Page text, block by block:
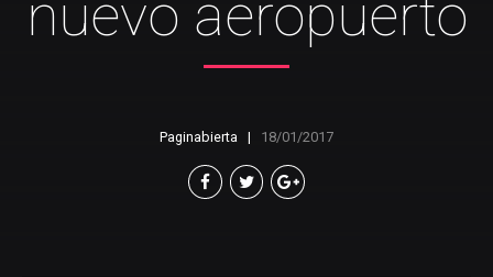
nuevo aeropuerto
Paginabierta 18/01/2017